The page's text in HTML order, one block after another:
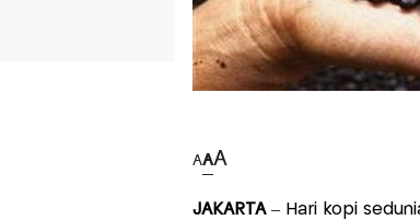
AAA
JAKARTA– Hari kopi